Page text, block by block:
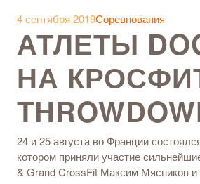
4 сентября 2019Соревнования
АТЛЕТЫ
НА
24 и 25 августа во Франции
котором приняли участие
& Grand CrossFit Максим Мясников и